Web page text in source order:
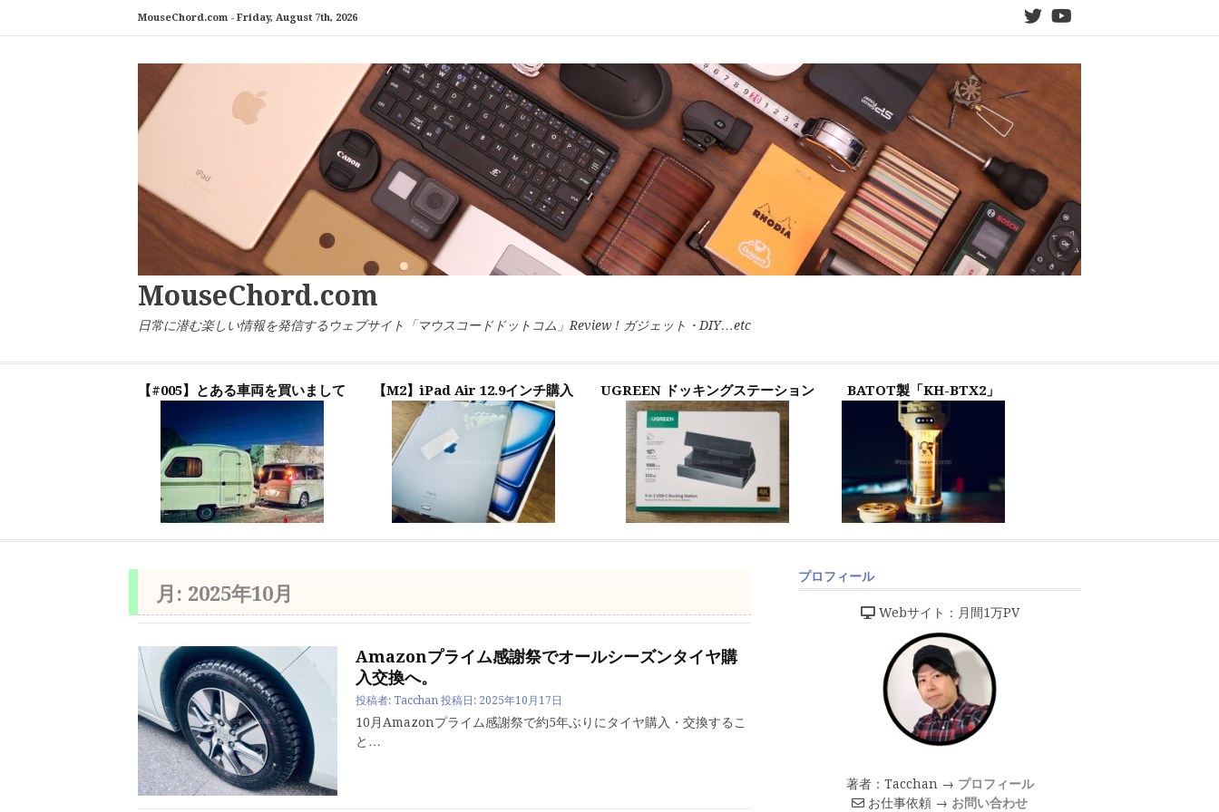
MouseChord.com - Friday, August 7th, 2026 twitter
MouseChord.com
日常に潜む楽しい情報を発信するウェブサイト「マウスコードドットコム」Review ! ガジェット・DIY…etc
【#005】とある車両を買いまして 【M2】iPad Air 12.9インチ購入 UGREEN ドッキングステーション BATOT製「KH-BTX2」
月: 2025年10月
Amazonプライム感謝祭でオールシーズンタイヤ購
入交換へ。
投稿者: Tacchan 投稿日: 2025年10月17日
10月Amazonプライム感謝祭で約5年ぶりにタイヤ購入・交換するこ
と…
プロフィール
Webサイト：月間1万PV
著者：Tacchan → プロフィール
お仕事依頼 → お問い合わせ